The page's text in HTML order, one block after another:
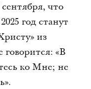
что
год станут
из
говорится: «В
ко Мне; не